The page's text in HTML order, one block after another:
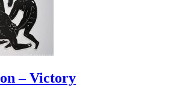
– Victory